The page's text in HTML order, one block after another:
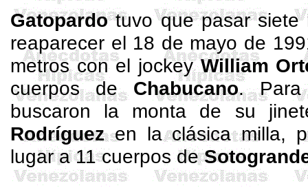
Gatopardotuvo que pasar siete
reaparecer el 18 de mayo de
metros con el jockeyWilliam
cuerpos de Chabucano.
buscaron la monta de su
Rodríguezen la clásica milla,
lugar a 11 cuerpos de